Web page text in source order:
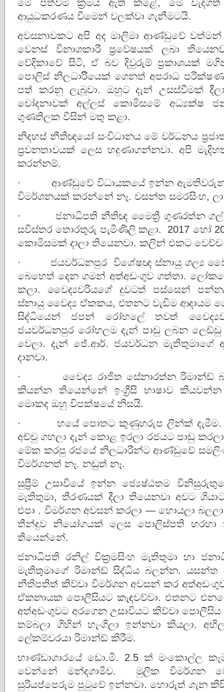
ආයුධකරණය වීමෙන් වලක්වා ගැනීමටයි.
අවසනාවකට අපි අද මාලිමා ආණ්ඩුවේ වත්මන්
වෙනස් විනාශකාරී ප්‍රවේෂයක් ලබා
වේදිකාවේ සිටි, ඒ බව දිවුරුම් ප්‍රකාශයක්
පොලිස් නිලධාරිියෙක් ගෙනත් අපරාධ
පත් කරනු ලැබූවා. ඔහුට දැන් උසස්වීමක්
චෝදනාවක් අල්ලස් කොමිසමේ අධ්‍යක්ෂ
ගුණතිලක විසින් මතු කළා.
නිදහස් නීතිඥයෝ සංවිධානය මේ වර්ධනය
ප්‍රවනතාවයක් ලෙස හදුණාගන්නවා. අපි
කරන්නම්.
· ආණ්ඩුවේ විධායකයේ ඉන්න
විමර්ශනයක් කරන්නේ නෑ. වසන්ත සමරසිංහ,
· ජනාධිපති නීතිඥ මෛත්‍රී ගුණරත්න ගල්
සවිස්තර තොරතුරු පැමිණිලි කළා. 2017 හෝ
කොමිසමක් දාලා තියෙනවා. කලින් එකට වෙච්ච
· ජයවර්ධනපුර විශේෂඥ ස්නායු ශල්‍ය
බෙහෙත් දෙන ගමන් අත්අඩංගුව ගත්තා.
කලා. වෛද්‍යවරියගේ දුවටත් පස්සෙන්
ස්නායු වෛද්‍ය ඒකකය, එතනට වැඩිම ආදායම
සිද්ධියෙන් ජපන් රෝහලේ තවත්
ජයවර්ධනපුර රෝහලම දැන් පාඩු ලබන
වෙලා. දැන් ජේ.ආර්. ජයවර්ධන මැතිතුමාගේ
දානවා.
· වෛද්‍ය රාජිත සේනාරත්න රිමාන්ඩ්
කියන්න තියෙන්නේ ඉංග්‍රීසි භාෂාව කියවන්න
මොකද ඔහු විපක්ෂයේ නිසයි.
· හයේ පොතට කුණුහරුප ලින්ක් දැමීම.
අච්චු ගහලා දැන් කොළ ඉරලා රජයට පාඩු
මේක කරපු රජයේ නිලධාරීන්ට ආණ්ඩුවේ
විමර්ශනත් නෑ. නඩුත් නෑ.
සුප්‍රීම් උසාවියේ ඉන්න ජ්‍යෙෂ්ඨතම
මැතිතුමා, තීරණයක් දීලා තියෙනවා අවට
එපා . විමර්ශන අවසන් කරලා — හොයලා
තීන්දුව නියෝගයක් ලෙස පොලිස්පති හරහා
තියෙන්නේ.
ජනාධිපති රනිල් වික්‍රමසිංහ මැතිතුමා හා
මැතිතුමාගේ රිමාන්ඩ් සිද්ධිය බලන්න.
නීතිපතිත් කිව්වා විමර්ශන අවසන් කර
ඒකනායක පොලීසියට කැඳවව්වා. එතනට
අත්අඩංගුවට අරගෙන උසාවියට කිව්වා
තම්බලා ගිහින් හැංගිලා ඉන්නවා කියලා.
ලේකම්වරයා රිමාන්ඩ් කිරීම.
භාණ්ඩාගාරයේ ඩො.මි. 2.5 ක් මංකොල්ල
වෙන්නේ මන්දගාමීව. මුලික විමර්ශන
සුරියප්පෙරුම පුටුවේ ඉන්නවා. හොරුත් ගැන